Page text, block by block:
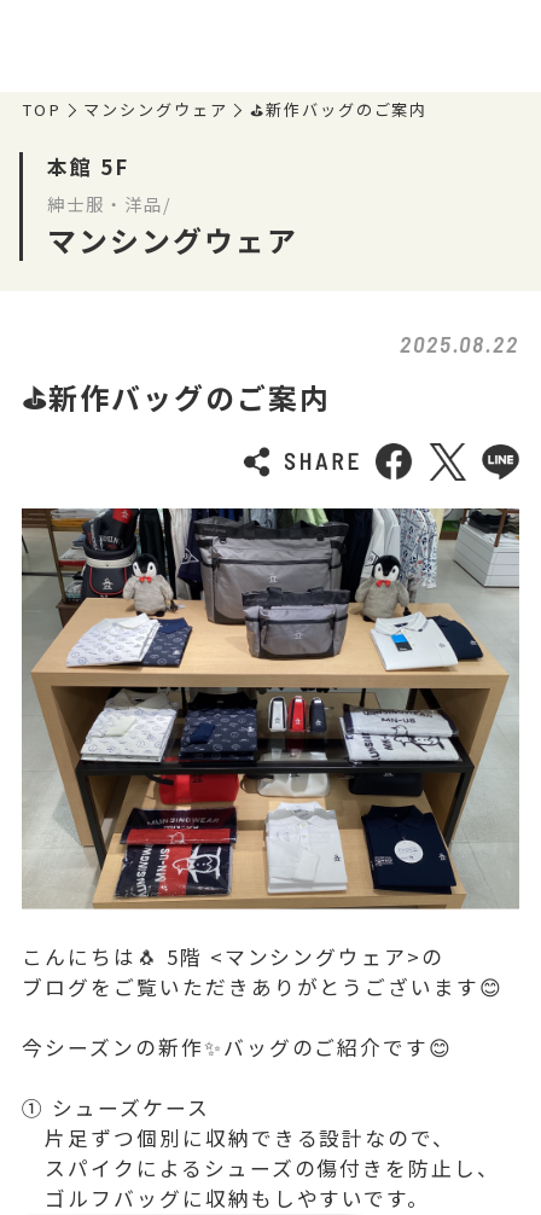
TOP マンシングウェア ⛳️新作バッグのご案内
本館 5F
紳士服・洋品/
マンシングウェア
2025.08.22
⛳️新作バッグのご案内
こんにちは🐧 5階 <マンシングウェア>の
ブログをご覧いただきありがとうございます😊
今シーズンの新作✨バッグのご紹介です😊
① シューズケース
片足ずつ個別に収納できる設計なので、
スパイクによるシューズの傷付きを防止し、
ゴルフバッグに収納もしやすいです。